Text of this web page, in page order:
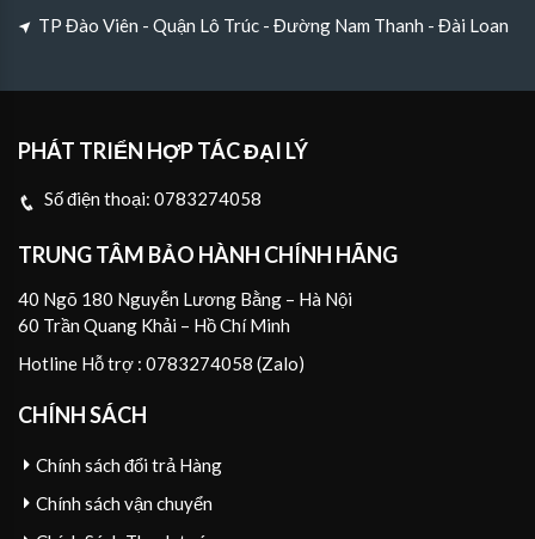
TP Đào Viên - Quận Lô Trúc - Đường Nam Thanh - Đài Loan
PHÁT TRIỂN HỢP TÁC ĐẠI LÝ
Số điện thoại: 0783274058
TRUNG TÂM BẢO HÀNH CHÍNH HÃNG
40 Ngõ 180 Nguyễn Lương Bằng – Hà Nội
60 Trần Quang Khải – Hồ Chí Minh
Hotline Hỗ trợ : 0783274058 (Zalo)
CHÍNH SÁCH
Chính sách đổi trả Hàng
Chính sách vận chuyển